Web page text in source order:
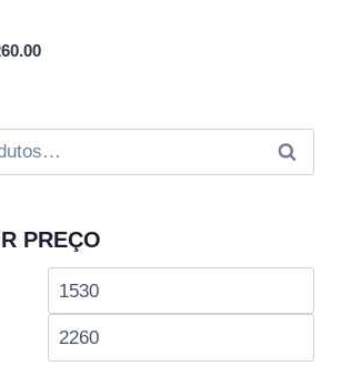
O
é:
R$2,260.00.
PREÇO
Preço